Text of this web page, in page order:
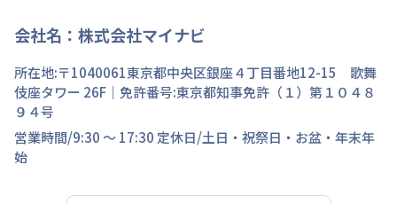
会社名： 株式会社マイナビ
所在地:〒1040061東京都中央区銀座４丁目番地12-15 歌舞
伎座タワー 26F ｜免許番号:東京都知事免許（１）第１０４８
９４号
営業時間/9:30 ～ 17:30 定休日/土日・祝祭日・お盆・年末年
始